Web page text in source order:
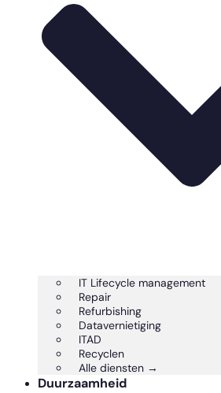
IT Lifecycle management
Repair
Refurbishing
Datavernietiging
ITAD
Recyclen
Alle diensten →
Duurzaamheid